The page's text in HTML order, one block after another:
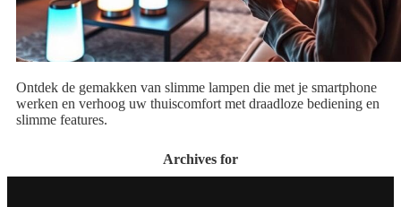
Ontdek de gemakken van slimme lampen die met je smartphone
werken en verhoog uw thuiscomfort met draadloze bediening en
slimme features.
Archives for